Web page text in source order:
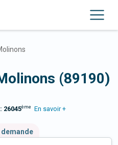
(89190)
26045ème En savoir +